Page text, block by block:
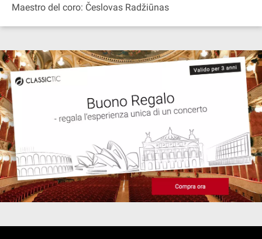
Maestro del coro: Česlovas Radžiūnas